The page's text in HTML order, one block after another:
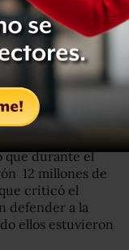
dijo que
se dañe a la
que durante el
12 millones de
criticó el
defender a la
ellos estuvieron